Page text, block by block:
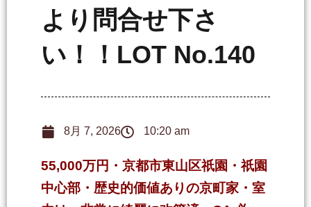
より問合せ下さ
い！！LOT No.140
8月 7, 2026 10:20 am
55,000万円・京都市東山区祇園・祇園
中心部・歴史的価値ありの京町家・室